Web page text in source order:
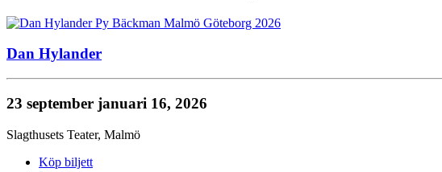
Dan Hylander
23 september januari 16, 2026
Slagthusets Teater, Malmö
Köp biljett